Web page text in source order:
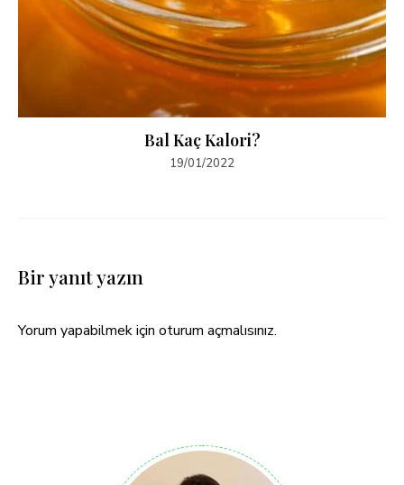
Bal Kaç Kalori?
19/01/2022
Bir yanıt yazın
Yorum yapabilmek için oturum açmalısınız.